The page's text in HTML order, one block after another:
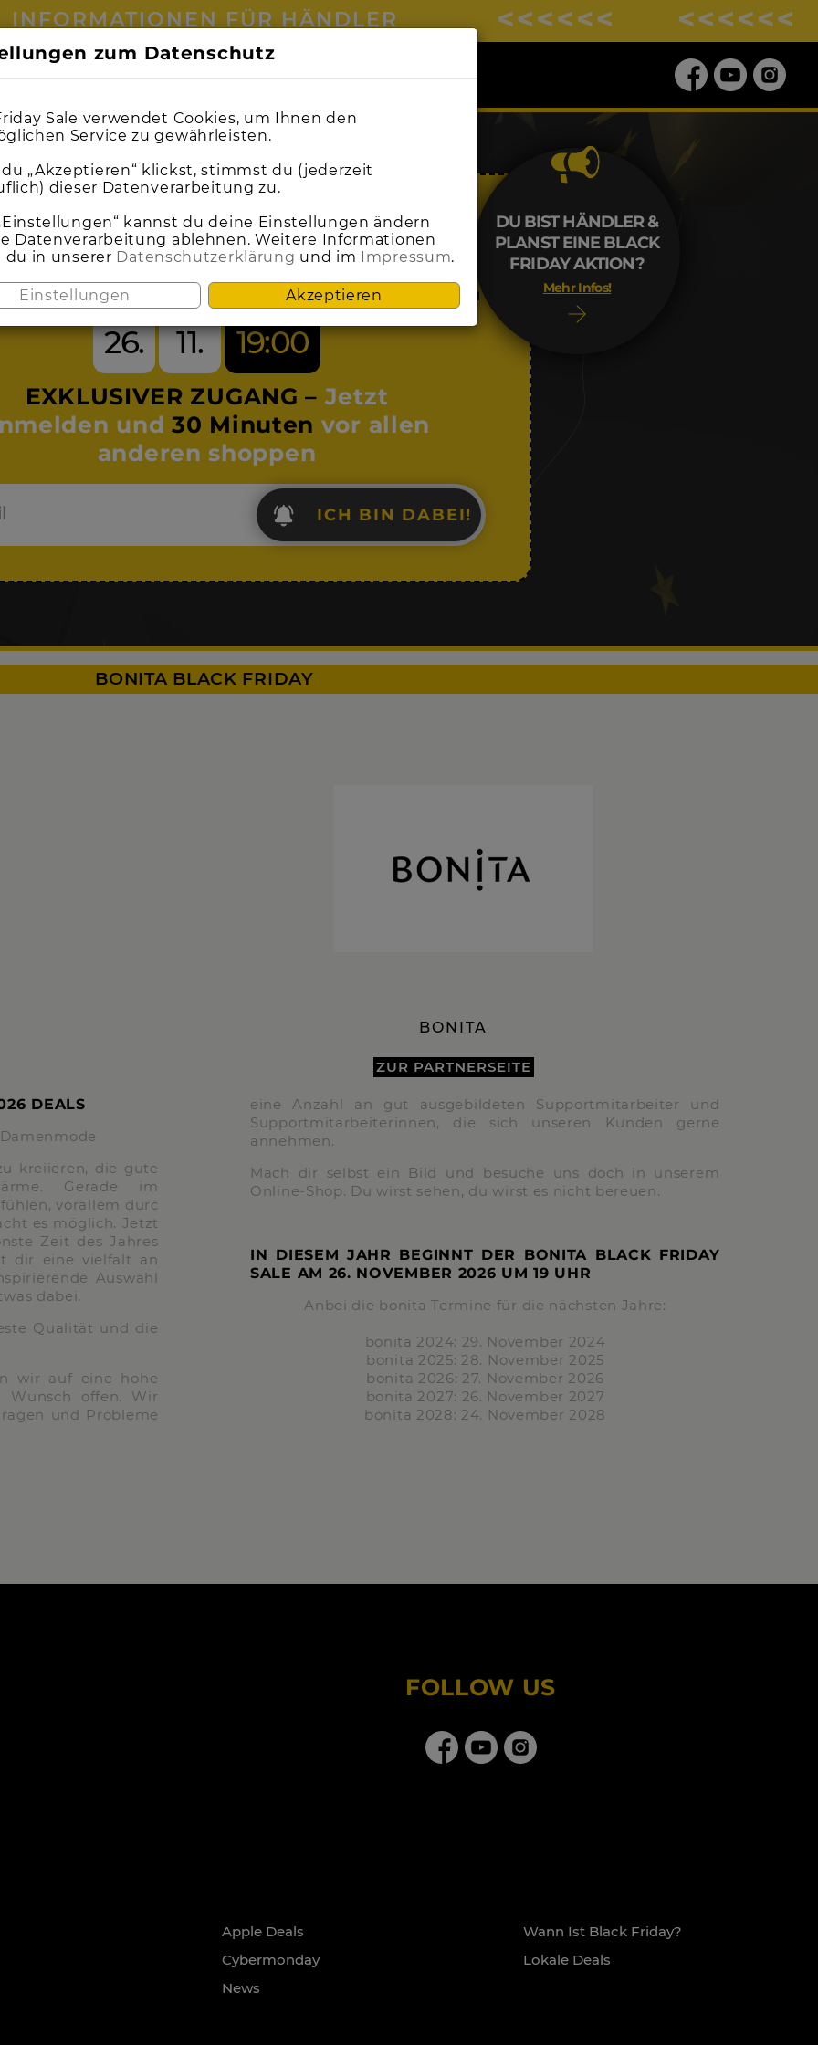
INFORMATIONEN FÜR HÄNDLER
0
0
1
1 0
0
1
1 0
0
1
1 9
9
0
0 0
0
6
6 0
0
1
1 0
0
7
7 9
9
0
0 4
3
3
DU BIST HÄNDLER &
PLANST EINE BLACK
FRIDAY AKTION?
Mehr Infos!
SEI DABEI BEIM
FRIDAY SALE
26. 11. 19:00
EXKLUSIVER ZUGANG – Jetzt
und 30 Minuten vor allen
anderen shoppen
ICH BIN DABEI!
BONITA BLACK FRIDAY
BONITA
ZUR PARTNERSEITE
DEALS
kreiieren, die gute
Gerade im
vorallem durc
es möglich. Jetzt
Zeit des Jahres
dir eine vielfalt an
Auswahl
dabei.
Qualität und die
wir auf eine hohe
Wunsch offen. Wir
und Probleme
eine Anzahl an gut ausgebildeten Supportmitarbeiter und
Supportmitarbeiterinnen, die sich unseren Kunden gerne
annehmen.
Mach dir selbst ein Bild und besuche uns doch in unserem
Online-Shop. Du wirst sehen, du wirst es nicht bereuen.
IN DIESEM JAHR BEGINNT DER BONITA BLACK FRIDAY
SALE AM 26. NOVEMBER 2026 UM19 UHR
Anbei die bonita Termine für die nächsten Jahre:
bonita 2024: 29. November 2024
bonita 2025: 28. November 2025
bonita 2026: 27. November 2026
bonita 2027: 26. November 2027
bonita 2028: 24. November 2028
FOLLOW US
Apple Deals
Cybermonday
News
Wann Ist Black Friday?
Lokale Deals
zum Datenschutz
Sale verwendet Cookies, um Ihnen den
Service zu gewährleisten.
„Akzeptieren“ klickst, stimmst du (jederzeit
dieser Datenverarbeitung zu.
kannst du deine Einstellungen ändern
Datenverarbeitung ablehnen. Weitere Informationen
du in unserer Datenschutzerklärung und im Impressum.
Einstellungen Akzeptieren